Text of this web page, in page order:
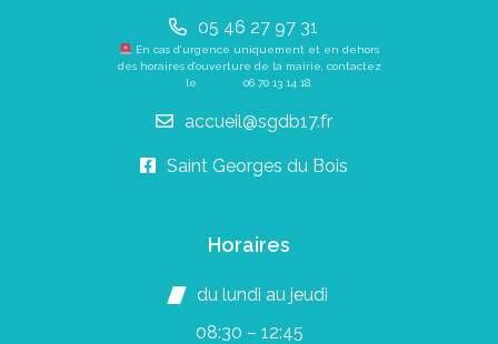
05 46 27 97 31
En cas d’urgence uniquement et en dehors
des horaires d’ouverture de la mairie, contactez
le 06 70 13 14 18
accueil@sgdb17.fr
Saint Georges du Bois
Horaires
du lundi au jeudi
08:30 – 12:45